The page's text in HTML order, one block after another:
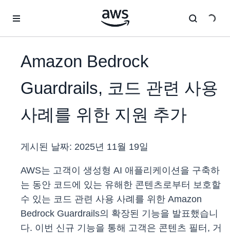
Amazon Bedrock
Guardrails, 코드 관련 사용
사례를 위한 지원 추가
게시된 날짜: 2025년 11월 19일
AWS는 고객이 생성형 AI 애플리케이션을 구축하
는 동안 코드에 있는 유해한 콘텐츠로부터 보호할
수 있는 코드 관련 사용 사례를 위한 Amazon
Bedrock Guardrails의 확장된 기능을 발표했습니
다. 이번 신규 기능을 통해 고객은 콘텐츠 필터, 거